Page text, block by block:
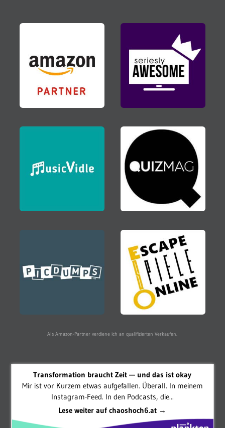
Als Amazon-Partner verdiene ich an qualifizierten Verkäufen.
Transformation braucht Zeit — und das ist okay
Mir ist vor Kurzem etwas aufgefallen. Überall. In meinem
Instagram-Feed. In den Podcasts, die...
Lese weiter auf chaoshoch6.at →